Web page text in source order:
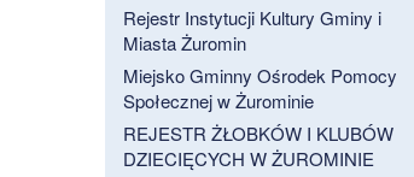
Rejestr Instytucji Kultury Gminy i
Miasta Żuromin
Miejsko Gminny Ośrodek Pomocy
Społecznej w Żurominie
REJESTR ŻŁOBKÓW I KLUBÓW
DZIECIĘCYCH W ŻUROMINIE